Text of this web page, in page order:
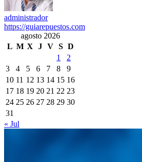
administrador
https://guiarepuestos.com
agosto 2026
L M X J V S D
1
2
3
4 5 6 7 8
9
10 11 12 13 14 15 16
17 18 19 20 21 22 23
24 25 26 27 28 29 30
31
« Jul